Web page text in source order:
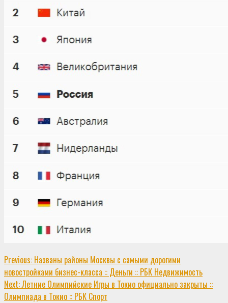
Continue
Reading
Previous: Названы районы Москвы с самыми дорогими
новостройками бизнес-класса :: Деньги :: РБК Недвижимость
Next:Летние Олимпийские Игры в Токио официально закрыты ::
Олимпиада в Токио :: РБК Спорт